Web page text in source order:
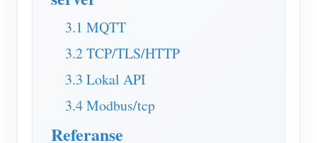
Blogger
3.1 MQTT
3.2 TCP/TLS/HTTP
3.3 Lokal API
3.4 Modbus/tcp
Referanse